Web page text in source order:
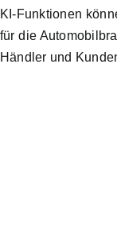
KI-Funktionen
für die
Händler und